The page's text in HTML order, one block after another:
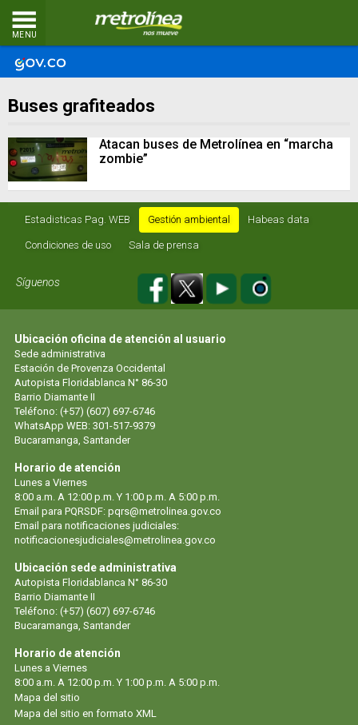
MENU
Buses grafiteados
Atacan buses de Metrolínea en “marcha
zombie”
Estadisticas Pag. WEB Gestión ambiental Habeas data
Condiciones de uso Sala de prensa
Síguenos
Ubicación oficina de atención al usuario
Sede administrativa
Estación de Provenza Occidental
Autopista Floridablanca N° 86-30
Barrio Diamante II
Teléfono: (+57) (607) 697-6746
WhatsApp WEB: 301-517-9379
Bucaramanga, Santander
Horario de atención
Lunes a Viernes
8:00 a.m. A 12:00 p.m. Y 1:00 p.m. A 5:00 p.m.
Email para PQRSDF: pqrs@metrolinea.gov.co
Email para notificaciones judiciales:
notificacionesjudiciales@metrolinea.gov.co
Ubicación sede administrativa
Autopista Floridablanca N° 86-30
Barrio Diamante II
Teléfono: (+57) (607) 697-6746
Bucaramanga, Santander
Horario de atención
Lunes a Viernes
8:00 a.m. A 12:00 p.m. Y 1:00 p.m. A 5:00 p.m.
Mapa del sitio
Mapa del sitio en formato XML